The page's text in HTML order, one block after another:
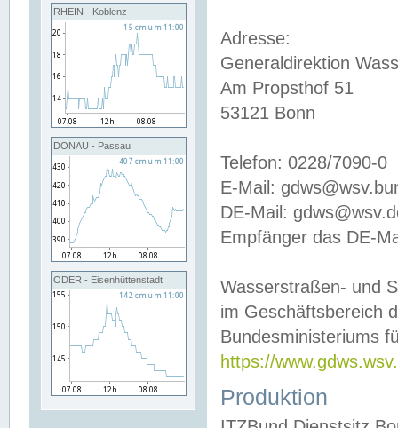
RHEIN - Koblenz
DONAU - Passau
ODER - Eisenhüttenstadt
Adresse:
Generaldirektion
Am Propsthof 51
53121 Bonn
Telefon: 0228/7090-0
E-Mail:
DE-Mail:
Empfänger das DE-
Wasserstraßen- und
im Geschäftsbereich
Bundesministeriums
https://
Produktion